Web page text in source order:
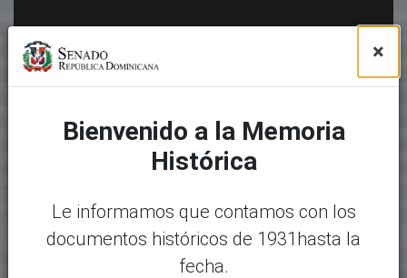
×
Bienvenido a la Memoria
Histórica
Le informamos que contamos con los
documentos históricos de 1931hasta la
fecha.